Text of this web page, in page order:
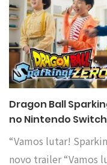
Dragon Ball
no Nintendo
“Vamos lutar!
novo trailer “Vamos